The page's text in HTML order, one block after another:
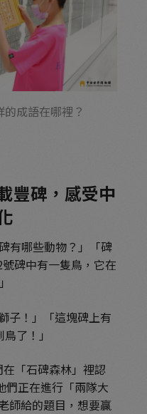
成語在哪裡？
豐碑，感受中
哪些動物？」「碑
碑中有一隻鳥，它在
！」「這塊碑上有
了！」
「石碑森林」裡認
們正在進行「兩隊大
師給的題目，想要贏